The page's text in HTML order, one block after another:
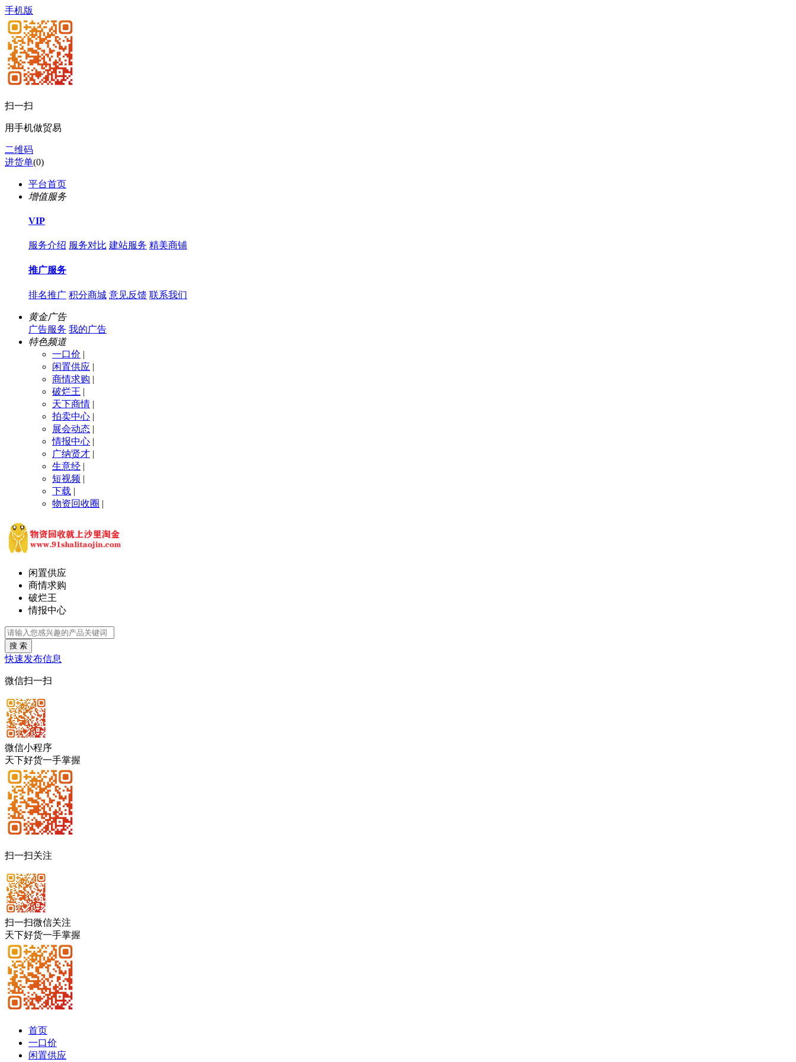
手机版
扫一扫
用手机做贸易
二维码
进货单(0)
平台首页
增值服务
VIP
服务介绍 服务对比 建站服务 精美商铺
推广服务
排名推广 积分商城 意见反馈 联系我们
黄金广告
广告服务 我的广告
特色频道
一口价 |
闲置供应 |
商情求购 |
破烂王 |
天下商情 |
拍卖中心 |
展会动态 |
情报中心 |
广纳贤才 |
生意经 |
短视频 |
下载 |
物资回收圈 |
闲置供应
商情求购
破烂王
情报中心
搜 索
快速发布信息
微信扫一扫
微信小程序
天下好货一手掌握
扫一扫关注
扫一扫微信关注
天下好货一手掌握
首页
一口价
闲置供应